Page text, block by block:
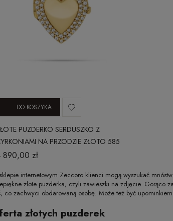
PUZDERKO SERDUSZKO Z
NA PRZODZIE ZŁOTO 585
890,00 zł
DO KOSZYKA
internetowym Zeccoro klienci mogą wyszukać
złote puzderka, czyli zawieszki na zdjęcie. Gorąco
co zachwyci obdarowaną osobę. Może też być
złotych puzderek